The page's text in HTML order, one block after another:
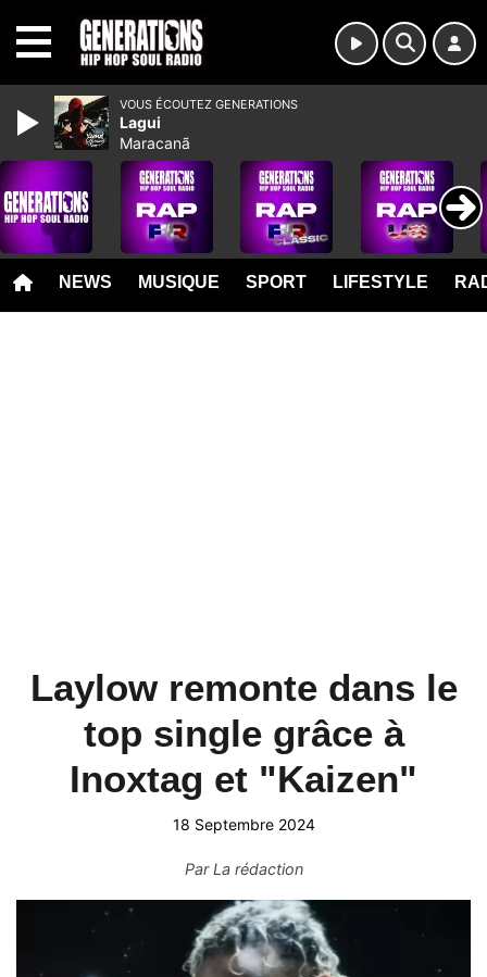
NEWS MUSIQUE SPORT LIFESTYLE
Laylow remonte dans le
top single grâce à
Inoxtag et "Kaizen"
18 Septembre 2024
ParLa rédaction
VOUS ÉCOUTEZ GENERATIONS
Lagui
Maracanã